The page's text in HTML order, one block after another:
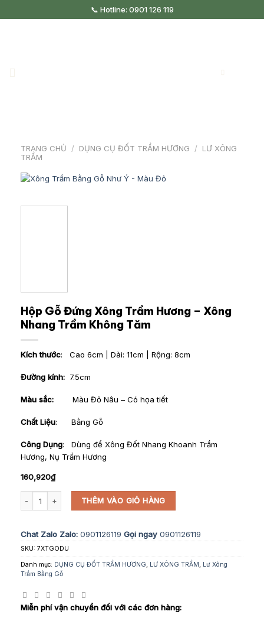
to
📞 Hotline: 0901 126 119
TRANG CHỦ / DỤNG CỤ ĐỐT TRẦM HƯƠNG /
LƯ XÔNG
TRẦM
Hộp Gỗ Đứng Xông Trầm Hương – Xông
Nhang Trầm Không Tăm
Kích thước: Cao 6cm | Dài: 11cm | Rộng: 8cm
Đường kính: 7.5cm
Màu sắc:Màu Đỏ Nâu – Có họa tiết
Chất Liệu: Bằng Gỗ
Công Dụng: Dùng để Xông Đốt Nhang Khoanh Trầm
Hương, Nụ Trầm Hương
160,920₫
Hộp Gỗ Đứng Xông Trầm Hương - Xông Nhang Trầm Không Tăm số
THÊM VÀO GIỎ HÀNG
Chat Zalo Zalo:0901126119 Gọi ngay 0901126119
SKU: 7XTGODU
Danh mục: DỤNG CỤ ĐỐT TRẦM HƯƠNG, LƯ XÔNG TRẦM , Lư Xông
Trầm Bằng Gỗ
Miễn phí vận chuyển đối với các đơn hàng: